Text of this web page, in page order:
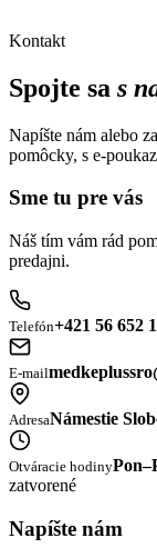
Kontakt
Spojte sa s
Napíšte nám alebo
pomôcky, s e-
Sme tu pre vás
Náš tím vám rád
predajni.
Telefón+421 56 652
E-mail
AdresaNámestie
Otváracie hodiny
zatvorené
Napíšte nám